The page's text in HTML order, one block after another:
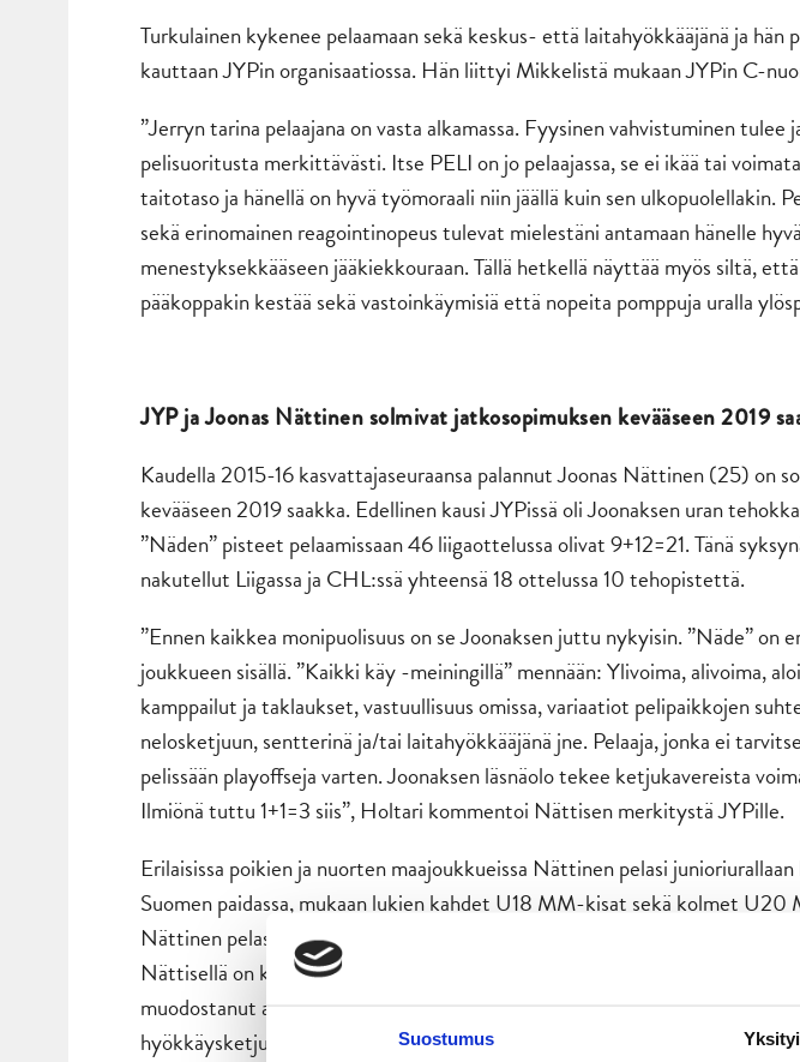
Suostumus
Turkulainen kykenee pelaamaan sekä keskus- että laitahyökkääjänä ja hän
kauttaan JYPin organisaatiossa. Hän liittyi Mikkelistä mukaan JYPin C-
”Jerryn tarina pelaajana on vasta alkamassa. Fyysinen vahvistuminen
pelisuoritusta merkittävästi. Itse PELI on jo pelaajassa, se ei ikää tai
taitotaso ja hänellä on hyvä työmoraali niin jäällä kuin sen ulkopuolellakin.
sekä erinomainen reagointinopeus tulevat mielestäni antamaan hänelle
menestyksekkääseen jääkiekkouraan. Tällä hetkellä näyttää myös siltä,
pääkoppakin kestää sekä vastoinkäymisiä että nopeita pomppuja uralla
JYP ja Joonas Nättinen solmivat jatkosopimuksen kevääseen 2019
Kaudella 2015-16 kasvattajaseuraansa palannut Joonas Nättinen (25) on
kevääseen 2019 saakka. Edellinen kausi JYPissä oli Joonaksen uran
”Näden” pisteet pelaamissaan 46 liigaottelussa olivat 9+12=21. Tänä
nakutellut Liigassa ja CHL:ssä yhteensä 18 ottelussa 10 tehopistettä.
”Ennen kaikkea monipuolisuus on se Joonaksen juttu nykyisin. ”Näde” on
joukkueen sisällä. ”Kaikki käy -meiningillä” mennään: Ylivoima, alivoima,
kamppailut ja taklaukset, vastuullisuus omissa, variaatiot pelipaikkojen
nelosketjuun, sentterinä ja/tai laitahyökkääjänä jne. Pelaaja, jonka ei
pelissään playoffseja varten. Joonaksen läsnäolo tekee ketjukavereista
Ilmiönä tuttu 1+1=3 siis”, Holtari kommentoi Nättisen merkitystä JYPille.
Erilaisissa poikien ja nuorten maajoukkueissa Nättinen pelasi
Suomen paidassa, mukaan lukien kahdet U18 MM-kisat sekä kolmet
Nättinen pelasi myös Suomen A-maajoukkueessa uransa ensimmäiset viisi
Nättisellä on kokemusta myös AHL-, NHL- ja SHL-liigoista yhteensä
muodostanut alkukaudella Antti Suomelan ja Jani Tuppuraisen kanssa JYPin
hyökkäysketjun.